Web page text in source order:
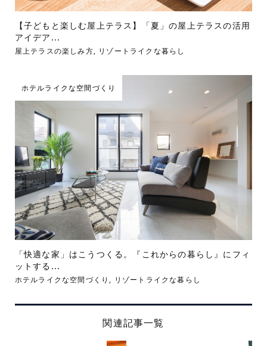
【子どもと楽しむ屋上テラス】「夏」の屋上テラスの活用
アイデア...
屋上テラスの楽しみ方, リゾートライクな暮らし
ホテルライクな空間づくり
「快適な家」はこうつくる。『これからの暮らし』にフィ
ットする...
ホテルライクな空間づくり , リゾートライクな暮らし
関連記事一覧